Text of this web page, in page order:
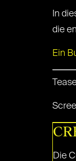
In
die
Ein
Die